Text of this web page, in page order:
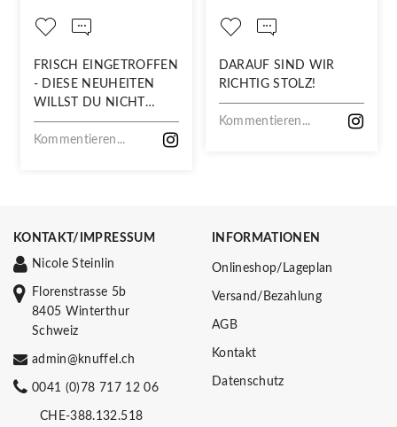
FRISCH EINGETROFFEN
- DIESE NEUHEITEN
WILLST DU NICHT
VERPASSEN!
Kommentieren...
DARAUF SIND WIR
RICHTIG STOLZ!
Kommentieren...
KONTAKT/IMPRESSUM
Nicole Steinlin
Florenstrasse 5b
8405 Winterthur
Schweiz
admin@knuffel.ch
0041 (0)78 717 12 06
CHE-388.132.518
INFORMATIONEN
Onlineshop/Lageplan
Versand/Bezahlung
AGB
Kontakt
Datenschutz